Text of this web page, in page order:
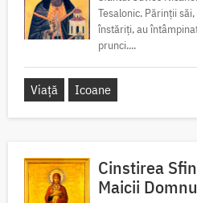
Tesalonic. Părinții
înstăriți, au
prunci....
Viață Icoane
Cinstirea
Maicii